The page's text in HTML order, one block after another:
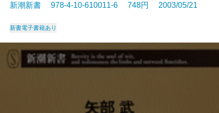
新潮新書 978-4-10-610011-6 748円 2003/05/21
新書電子書籍あり